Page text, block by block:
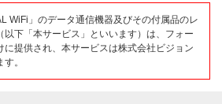
WiFi」のデータ通信機器及びその付属品のレ
以下「本サービス」といいます）は、フォー
に提供され、本サービスは株式会社ビジョン
。